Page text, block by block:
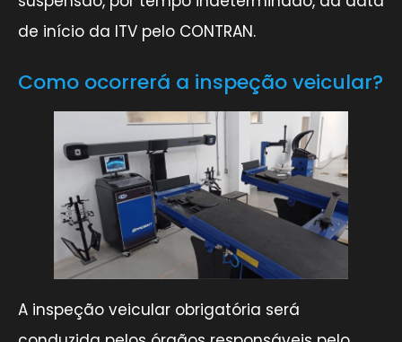
de início da ITV pelo CONTRAN.
Como ocorrerá a inspeção veicular?
A inspeção veicular obrigatória será